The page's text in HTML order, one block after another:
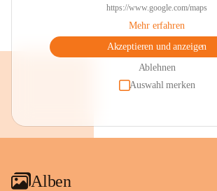
https://www.google.com/maps
Mehr erfahren
Akzeptieren und anzeigen
Ablehnen
Auswahl merken
Alben